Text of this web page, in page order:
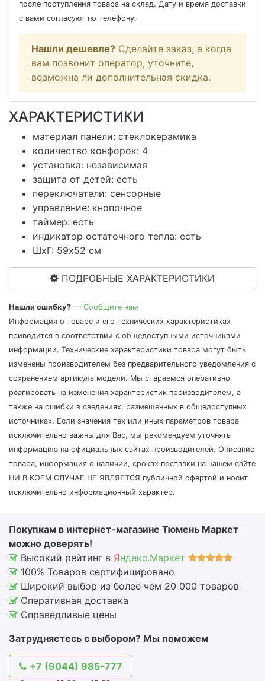
после поступления товара на склад. Дату и время доставки
с вами согласуют по телефону.
Нашли дешевле? Сделайте заказ, а когда
вам позвонит оператор, уточните,
возможна ли дополнительная скидка.
ХАРАКТЕРИСТИКИ
материал панели: стеклокерамика
количество конфорок: 4
установка: независимая
защита от детей: есть
переключатели: сенсорные
управление: кнопочное
таймер: есть
индикатор остаточного тепла: есть
ШхГ: 59х52 см
ПОДРОБНЫЕ ХАРАКТЕРИСТИКИ
Нашли ошибку? — Сообщите нам
Информация о товаре и его технических характеристиках
приводится в соответствии с общедоступными источниками
информации. Технические характеристики товара могут быть
изменены производителем без предварительного уведомления с
сохранением артикула модели. Мы стараемся оперативно
реагировать на изменения характеристик производителем, а
также на ошибки в сведениях, размещенных в общедоступных
источниках. Если значения тех или иных параметров товара
исключительно важны для Вас, мы рекомендуем уточнять
информацию на официальных сайтах производителей. Описание
товара, информация о наличии, сроках поставки на нашем сайте
НИ В КОЕМ СЛУЧАЕ НЕ ЯВЛЯЕТСЯ публичной офертой и носит
исключительно информационный характер.
Покупкам в интернет-магазине Тюмень Маркет
можно доверять!
Высокий рейтинг в Яндекс.Маркет
100% Товаров сертифицировано
Широкий выбор из более чем 20 000 товаров
Оперативная доставка
Справедливые цены
Затрудняетесь с выбором? Мы поможем
+7 (9044) 985-777